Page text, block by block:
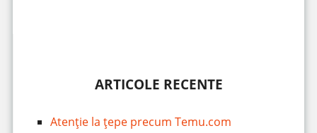
ARTICOLE RECENTE
Atenție la țepe precum Temu.com